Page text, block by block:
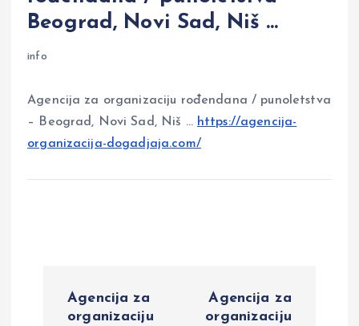
Beograd, Novi Sad, Niš …
info
Agencija za organizaciju rođendana / punoletstva
– Beograd, Novi Sad, Niš … https://agencija-
organizacija-dogadjaja.com/
Agencija za
organizaciju
Agencija za
organizaciju